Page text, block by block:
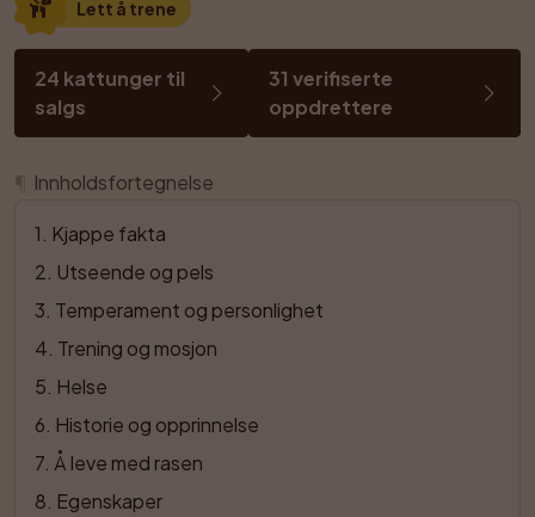
Lett å trene
24 kattunger til
salgs
31 verifiserte
oppdrettere
Innholdsfortegnelse
1 Kjappe fakta
2 Utseende og pels
3 Temperament og personlighet
4 Trening og mosjon
5 Helse
6 Historie og opprinnelse
7 Å leve med rasen
8 Egenskaper